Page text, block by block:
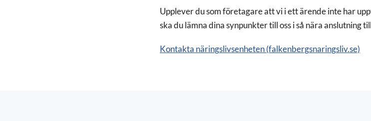
Upplever du som företagare att vi i ett ärende inte har
ska du lämna dina synpunkter till oss i så nära anslutning
Kontakta näringslivsenheten (falkenbergsnaringsliv.se)